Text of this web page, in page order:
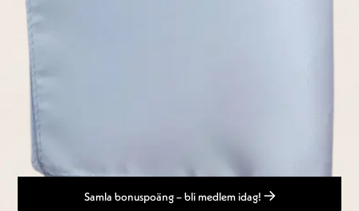
Samla bonuspoäng – bli medlem idag!